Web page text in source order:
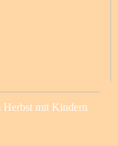
Herbst mit Kindern